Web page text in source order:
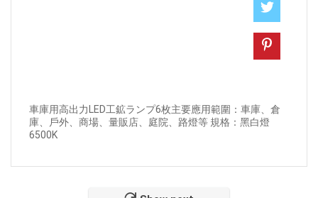
車庫用高出力LED工鉱ランプ6枚主要應用範圍：車庫、倉
庫、戶外、商場、量販店、庭院、路燈等 規格：黑白燈
6500K